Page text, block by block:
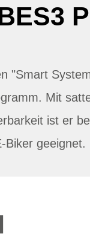
"Smart
Mit
ist er
Biker geeignet.